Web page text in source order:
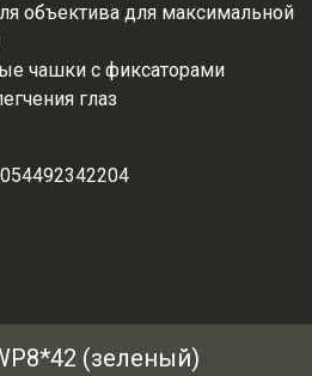
объектива для максимальной
чашки с фиксаторами
глаз
(зеленый)